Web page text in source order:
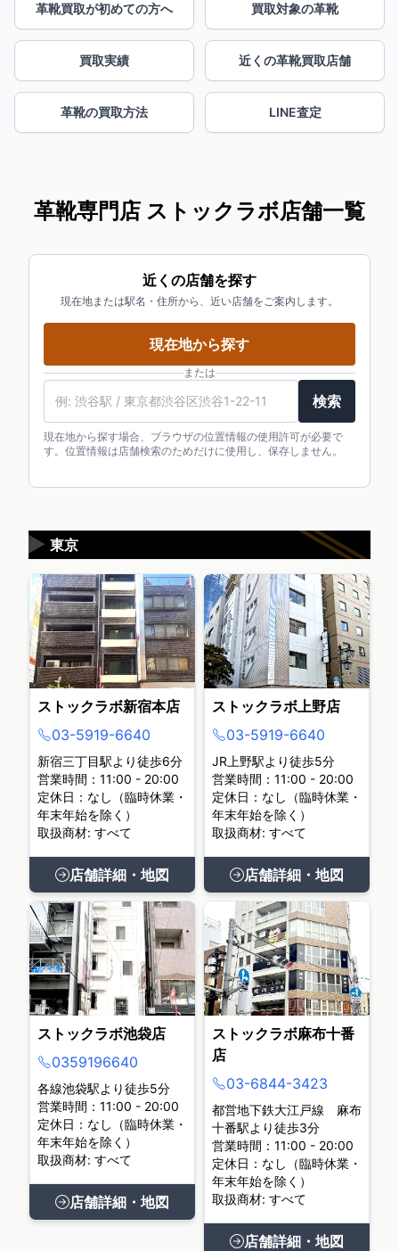
革靴買取が初めての方へ 買取対象の革靴
買取実績 近くの革靴買取店舗
革靴の買取方法 LINE査定
革靴専門店 ストックラボ店舗一覧
近くの店舗を探す
現在地または駅名・住所から、近い店舗をご案内します。
現在地から探す
または
検索
現在地から探す場合、ブラウザの位置情報の使用許可が必要で
す。位置情報は店舗検索のためだけに使用し、保存しません。
東京
▶
ストックラボ新宿本店
03-5919-6640
新宿三丁目駅より徒歩6分
営業時間：11:00 - 20:00
定休日：なし（臨時休業・
年末年始を除く）
取扱商材: すべて
店舗詳細・地図
ストックラボ上野店
03-5919-6640
JR上野駅より徒歩5分
営業時間：11:00 - 20:00
定休日：なし（臨時休業・
年末年始を除く）
取扱商材: すべて
店舗詳細・地図
ストックラボ池袋店
0359196640
各線池袋駅より徒歩5分
営業時間：11:00 - 20:00
定休日：なし（臨時休業・
年末年始を除く）
取扱商材: すべて
店舗詳細・地図
ストックラボ麻布十番
店
03-6844-3423
都営地下鉄大江戸線 麻布
十番駅より徒歩3分
営業時間：11:00 - 20:00
定休日：なし（臨時休業・
年末年始を除く）
取扱商材: すべて
店舗詳細・地図